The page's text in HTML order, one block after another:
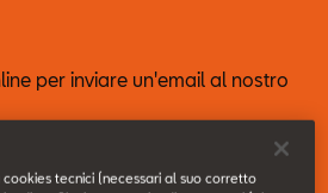
per inviare un'email al nostro
tecnici (necessari al suo corretto